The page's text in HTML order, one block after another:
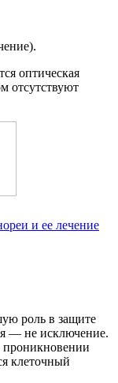
оптическая
отсутствуют
и ее лечение
роль в защите
— не исключение.
проникновении
клеточный